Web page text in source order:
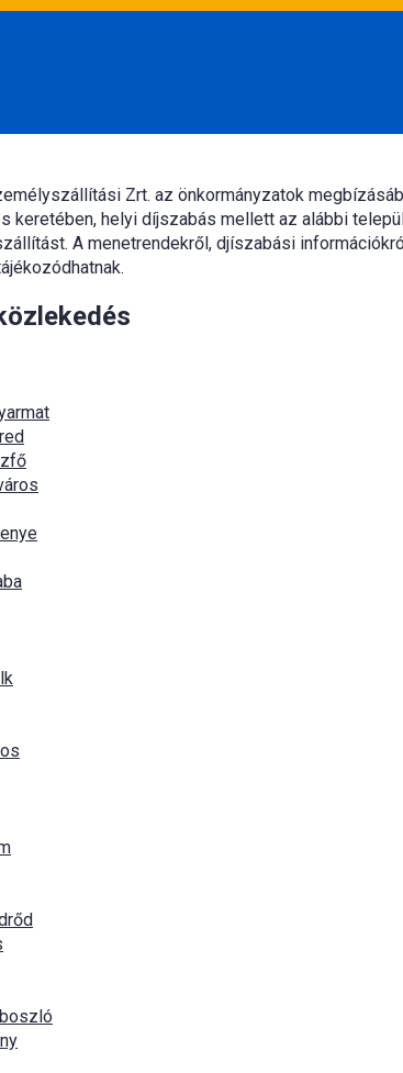
Zrt. az önkormányzatok
keretében, helyi díjszabás mellett az alábbi
A menetrendekről, djíszabási